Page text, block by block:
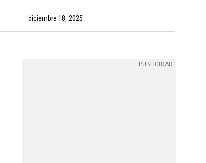
diciembre 18, 2025